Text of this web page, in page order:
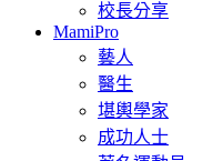
校長分享
MamiPro
藝人
醫生
堪輿學家
成功人士